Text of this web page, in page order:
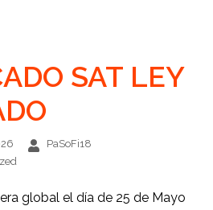
SAT LEY
PaSoFi18
global el día de 25 de Mayo